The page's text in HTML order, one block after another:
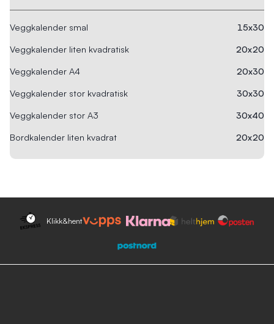
Veggkalender smal
15x30
Veggkalender liten kvadratisk
20x20
Veggkalender A4
20x30
Veggkalender stor kvadratisk
30x30
Veggkalender stor A3
30x40
Bordkalender liten kvadrat
20x20
Klikk&hent